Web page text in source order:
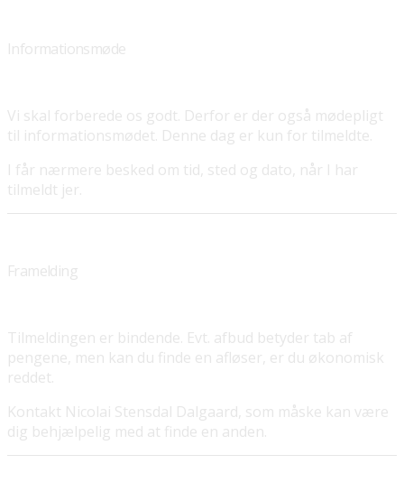
Informationsmøde
Vi skal forberede os godt. Derfor er der også mødepligt
til informationsmødet. Denne dag er kun for tilmeldte.
I får nærmere besked om tid, sted og dato, når I har
tilmeldt jer.
Framelding
Tilmeldingen er bindende. Evt. afbud betyder tab af
pengene, men kan du finde en afløser, er du økonomisk
reddet.
Kontakt Nicolai Stensdal Dalgaard, som måske kan være
dig behjælpelig med at finde en anden.